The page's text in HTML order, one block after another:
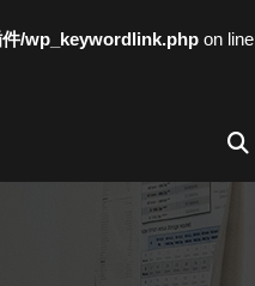
/wp_keywordlink.php on line